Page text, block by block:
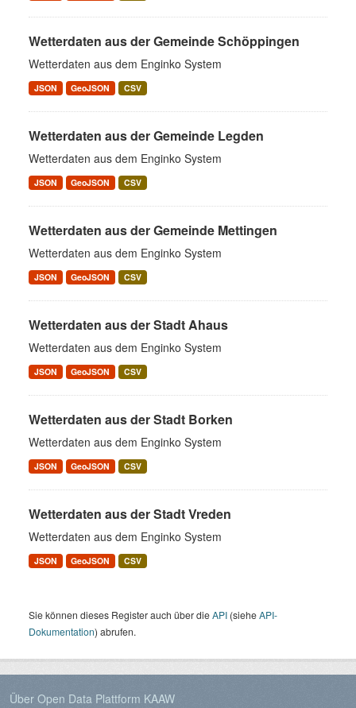
Wetterdaten aus der Gemeinde Schöppingen
Wetterdaten aus dem Enginko System
JSON GeoJSON CSV
Wetterdaten aus der Gemeinde Legden
Wetterdaten aus dem Enginko System
JSON GeoJSON CSV
Wetterdaten aus der Gemeinde Mettingen
Wetterdaten aus dem Enginko System
JSON GeoJSON CSV
Wetterdaten aus der Stadt Ahaus
Wetterdaten aus dem Enginko System
JSON GeoJSON CSV
Wetterdaten aus der Stadt Borken
Wetterdaten aus dem Enginko System
JSON GeoJSON CSV
Wetterdaten aus der Stadt Vreden
Wetterdaten aus dem Enginko System
JSON GeoJSON CSV
Sie können dieses Register auch über dieAPI (sieheAPI-
Dokumentation) abrufen.
Über Open Data Plattform KAAW